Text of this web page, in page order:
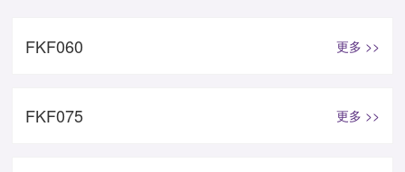
FKF060 更多 >>
FKF075 更多 >>